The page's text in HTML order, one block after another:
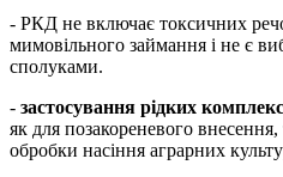
- РКД не включає токсичних
мимовільного займання і не є
сполуками.
- застосування рідких
як для позакореневого
обробки насіння аграрних